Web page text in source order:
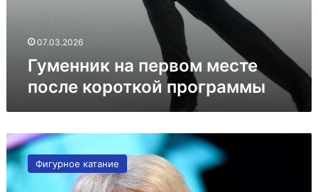
07.03.2026
Гуменник на первом месте
после короткой программы
Елена
Чайковская
о
чемпионате
Фигурное катание